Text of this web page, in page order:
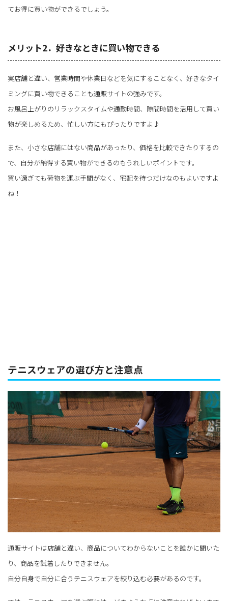
てお得に買い物ができるでしょう。
メリット2．好きなときに買い物できる
実店舗と違い、営業時間や休業日などを気にすることなく、好きなタイ
ミングに買い物できることも通販サイトの強みです。
お風呂上がりのリラックスタイムや通勤時間、隙間時間を活用して買い
物が楽しめるため、忙しい方にもぴったりですよ♪
また、小さな店舗にはない商品があったり、価格を比較できたりするの
で、自分が納得する買い物ができるのもうれしいポイントです。
買い過ぎても荷物を運ぶ手間がなく、宅配を待つだけなのもよいですよ
ね！
テニスウェアの選び方と注意点
通販サイトは店舗と違い、商品についてわからないことを誰かに聞いた
り、商品を試着したりできません。
自分自身で自分に合うテニスウェアを絞り込む必要があるのです。